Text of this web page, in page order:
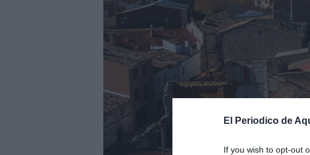
El Periodico de
If you wish to opt-out